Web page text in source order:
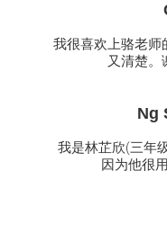
我很喜欢上骆老师
又清楚。
Ng
我是林芷欣(三年
因为他很